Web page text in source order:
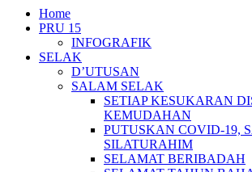
Home
PRU 15
INFOGRAFIK
SELAK
D’UTUSAN
SALAM SELAK
SETIAP KESUKARAN
KEMUDAHAN
PUTUSKAN COVID-19,
SILATURAHIM
SELAMAT BERIBADAH